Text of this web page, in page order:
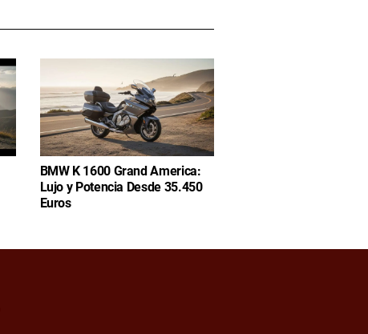
BMW K 1600 Grand America:
Lujo y Potencia Desde 35.450
Euros